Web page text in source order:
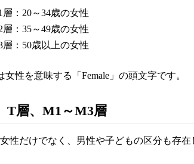
層：20～34歳の女性
層：35～49歳の女性
層：50歳以上の女性
女性を意味する「Female」の頭文字です。
T層、M1～M3層
性だけでなく、男性や子どもの区分も存在